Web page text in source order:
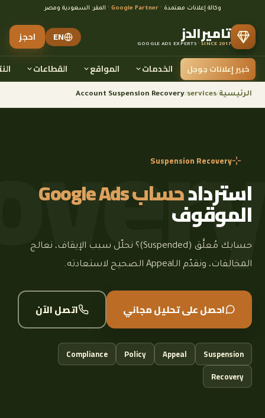
وكالة إعلانات معتمدة · Google Partner · المقر: السعودية ومصر
تاميرالدزGOOGLE ADS EXPERTS · SINCE 2017
EN احجز
خبير إعلانات جوجل الخدمات المواقع القطاعات
الرئيسية/
services
/
Account Suspension Recovery
Suspension Recovery
استردادحساب Google Ads
الموقوف
حسابك مُعلَّق (Suspended)؟ نحلّل سبب الإيقاف، نعالج
المخالفات، ونقدّم الـAppeal الصحيح لاستعادته.
احصل على تحليل مجاني اتصل الآن
Suspension
Appeal
Policy
Compliance
Recovery